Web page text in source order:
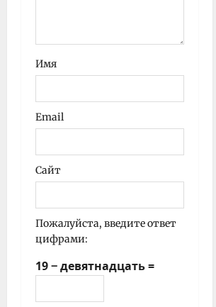
Имя
Email
Сайт
Пожалуйста, введите ответ
цифрами:
19 − девятнадцать =